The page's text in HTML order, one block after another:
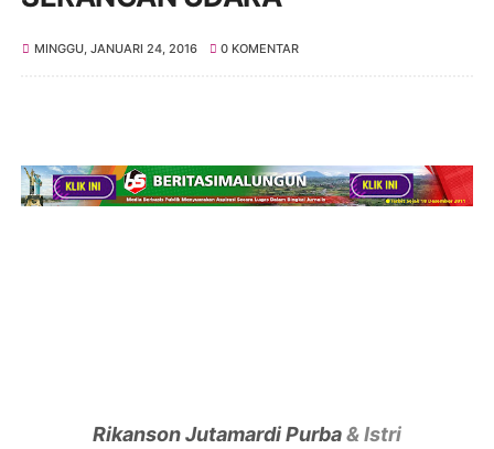
MINGGU, JANUARI 24, 2016 0 KOMENTAR
Rikanson Jutamardi Purba& Istri